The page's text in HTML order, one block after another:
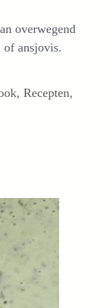
overwegend
of ansjovis.
, Recepten,